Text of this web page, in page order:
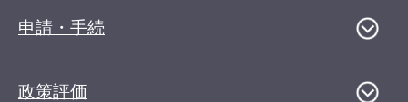
申請・手続
政策評価